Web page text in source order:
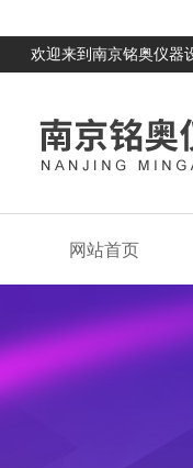
欢迎来到南京铭奥仪器
网站首页